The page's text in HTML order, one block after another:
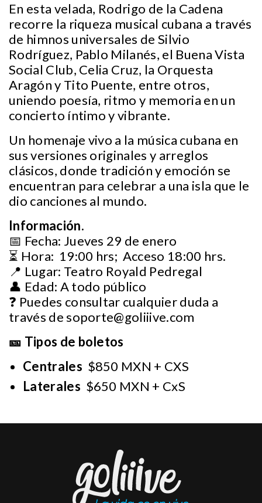
En esta velada, Rodrigo de la Cadena
recorre la riqueza musical cubana a través
de himnos universales de Silvio
Rodríguez, Pablo Milanés, el Buena Vista
Social Club, Celia Cruz, la Orquesta
Aragón y Tito Puente, entre otros,
uniendo poesía, ritmo y memoria en un
concierto íntimo y vibrante.
Un homenaje vivo a la música cubana en
sus versiones originales y arreglos
clásicos, donde tradición y emoción se
encuentran para celebrar a una isla que le
dio canciones al mundo.
Información.
📅 Fecha: Jueves 29 de enero
⏳ Hora: 19:00 hrs; Acceso 18:00 hrs.
📍 Lugar: Teatro Royald Pedregal
👤 Edad: A todo público
❓ Puedes consultar cualquier duda a
través desoporte@goliiive.com
🎫 Tipos de boletos
Centrales $850 MXN + CXS
Laterales $650 MXN + CxS